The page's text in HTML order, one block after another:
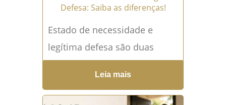
Defesa: Saiba as diferenças!
Estado de necessidade e
legítima defesa são duas
expressões muito conhecidas
no Direito Penal, mas que
ainda geram muitas dúvidas
Leia mais